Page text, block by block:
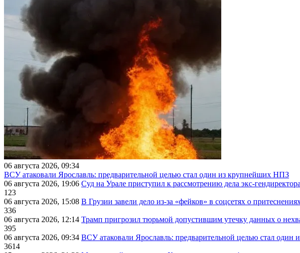
06 августа 2026, 09:34
ВСУ атаковали Ярославль: предварительной целью стал один из крупнейших НПЗ
06 августа 2026, 19:06 Суд на Урале приступил к рассмотрению дела экс-
123
06 августа 2026, 15:08 В Грузии завели дело из-за «фейков» в соцсетях о
336
06 августа 2026, 12:14 Трамп пригрозил тюрьмой допустившим утечку данных о
395
06 августа 2026, 09:34 ВСУ атаковали Ярославль: предварительной целью стал
3614